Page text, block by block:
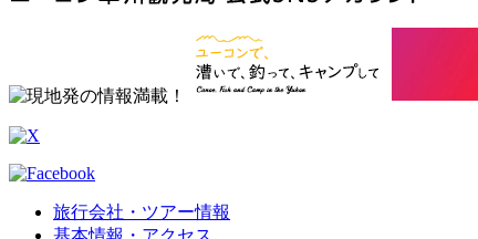
旅行会社・ツアー情報
基本情報・アクセス